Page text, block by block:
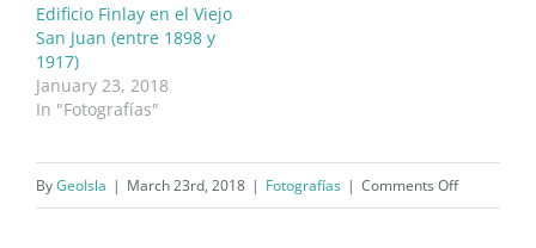
Edificio Finlay en el Viejo
San Juan (entre 1898 y
1917)
January 23, 2018
In "Fotografías"
ByGeoIsla | March 23rd, 2018 | Fotografías | Comments Offon